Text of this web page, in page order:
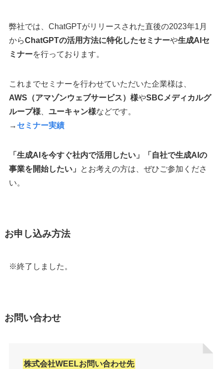
弊社では、ChatGPTがリリースされた直後の2023年1月
からChatGPTの活用方法に特化したセミナーや生成AIセ
ミナーを行っております。
これまでセミナーを行わせていただいた企業様は、
AWS（アマゾンウェブサービス）様やSBCメディカルグ
ループ様、 ユーキャン様などです。
→ セミナー実績
「生成AIを今すぐ社内で活用したい」「自社で生成AIの
事業を開始したい」
とお考えの方は、ぜひご参加くださ
い。
お申し込み方法
※終了しました。
お問い合わせ
株式会社WEELお問い合わせ先